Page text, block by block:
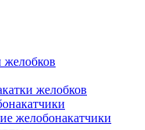
желобков
желобков
желобонакатчики